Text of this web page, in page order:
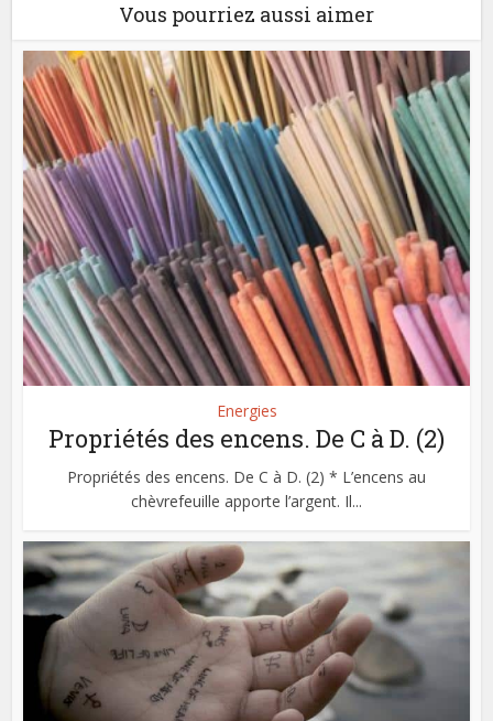
Vous pourriez aussi aimer
Energies
Propriétés des encens. De C à D. (2)
Propriétés des encens. De C à D. (2) * L’encens au
chèvrefeuille apporte l’argent. Il...